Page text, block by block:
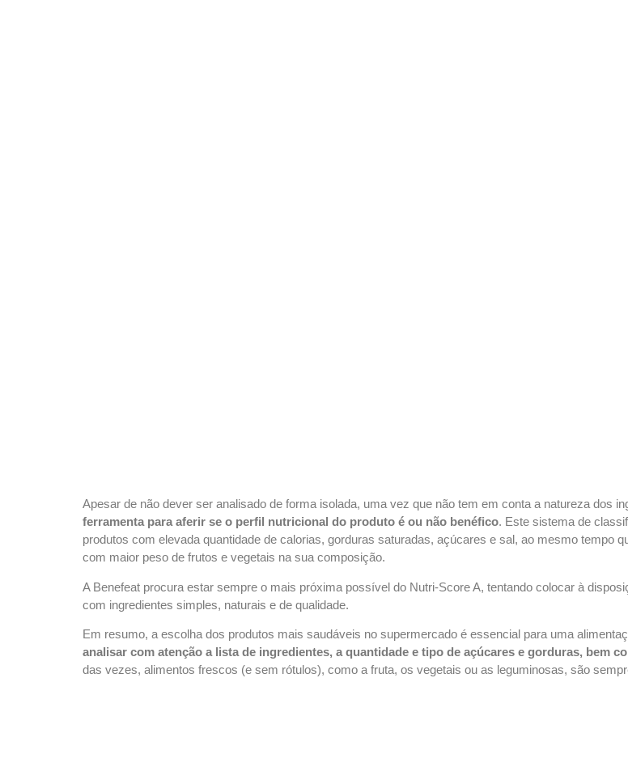
Apesar de não dever ser analisado de forma isolada, uma vez que não tem em conta a natureza dos
ferramenta para aferir se o perfil nutricional do produto é ou não benéfico. Este sistema de
produtos com elevada quantidade de calorias, gorduras saturadas, açúcares e sal, ao mesmo tempo
com maior peso de frutos e vegetais na sua composição.
A Benefeat procura estar sempre o mais próxima possível do Nutri-Score A, tentando colocar à
com ingredientes simples, naturais e de qualidade.
Em resumo, a escolha dos produtos mais saudáveis no supermercado é essencial para uma
analisar com atenção a lista de ingredientes, a quantidade e tipo de açúcares e gorduras, bem
das vezes, alimentos frescos (e sem rótulos), como a fruta, os vegetais ou as leguminosas, são